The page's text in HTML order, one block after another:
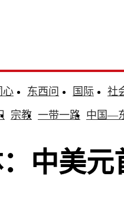
心 东西问 国际
社
宗教 一带一路 中国—
中美